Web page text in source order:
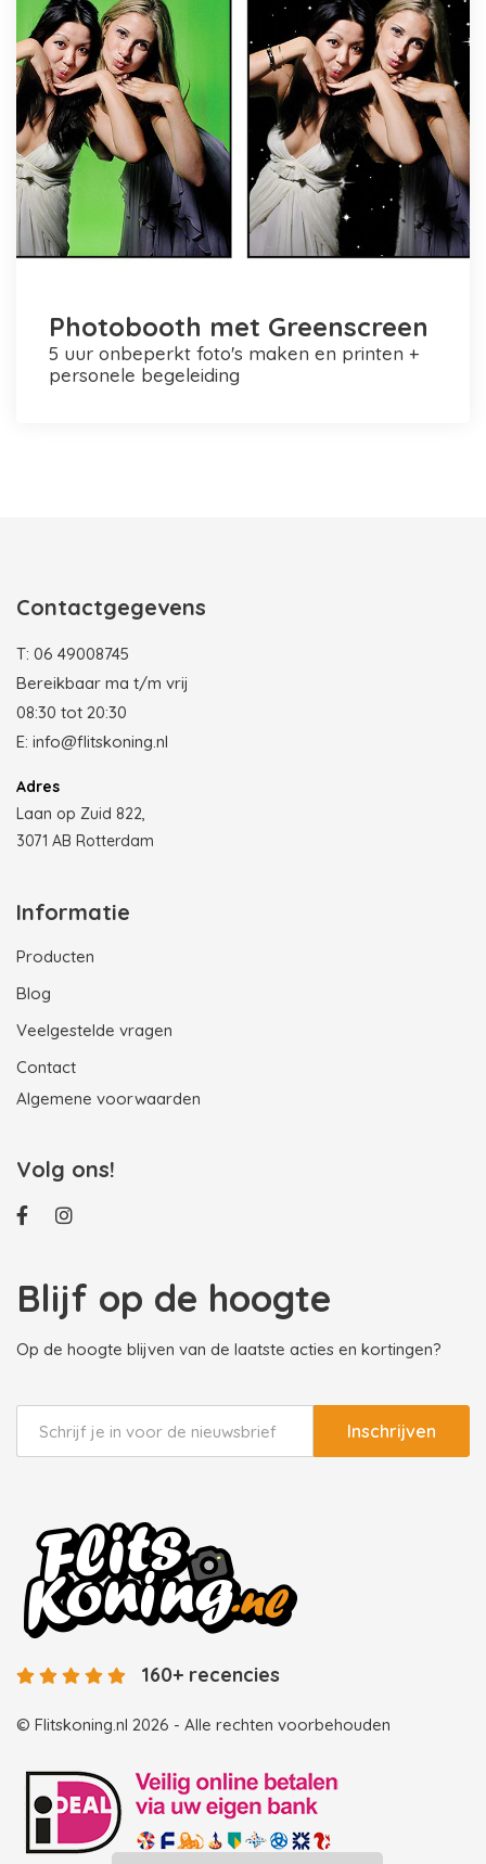
Photobooth met Greenscreen
5 uur onbeperkt foto's maken en printen +
personele begeleiding
Contactgegevens
T: 06 49008745
Bereikbaar ma t/m vrij
08:30 tot 20:30
E: info@flitskoning.nl
Adres
Laan op Zuid 822,
3071 AB Rotterdam
Informatie
Producten
Blog
Veelgestelde vragen
Contact
Algemene voorwaarden
Volg ons!
Blijf op de hoogte
Op de hoogte blijven van de laatste acties en kortingen?
Inschrijven
© Flitskoning.nl 2026 - Alle rechten voorbehouden
160+ recencies